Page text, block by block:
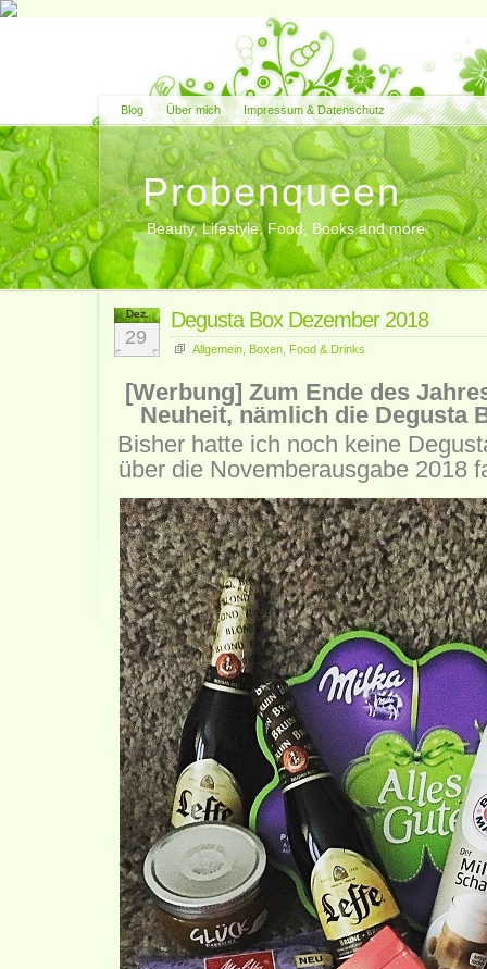
Blog Über mich Impressum & Datenschutz
Probenqueen
Beauty, Lifestyle, Food, Books and more
Dez.
29
Degusta Box Dezember 2018
Allgemein Boxen Food & Drinks
[Werbung] Zum Ende des
Neuheit, nämlich die Degusta
Bisher hatte ich noch keine
über die Novemberausgabe 2018